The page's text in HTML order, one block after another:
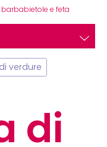
barbabietole e feta
verdure
di